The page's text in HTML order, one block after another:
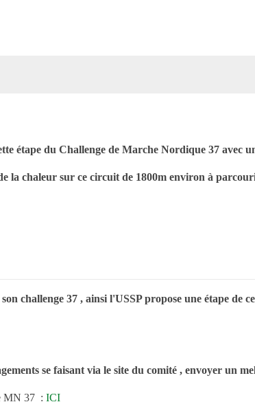
étape du Challenge de Marche Nordique 37 avec
la chaleur sur ce circuit de 1800m environ à
challenge 37 , ainsi l'USSP propose une étape de
se faisant via le site du comité , envoyer un
MN 37 : ICI